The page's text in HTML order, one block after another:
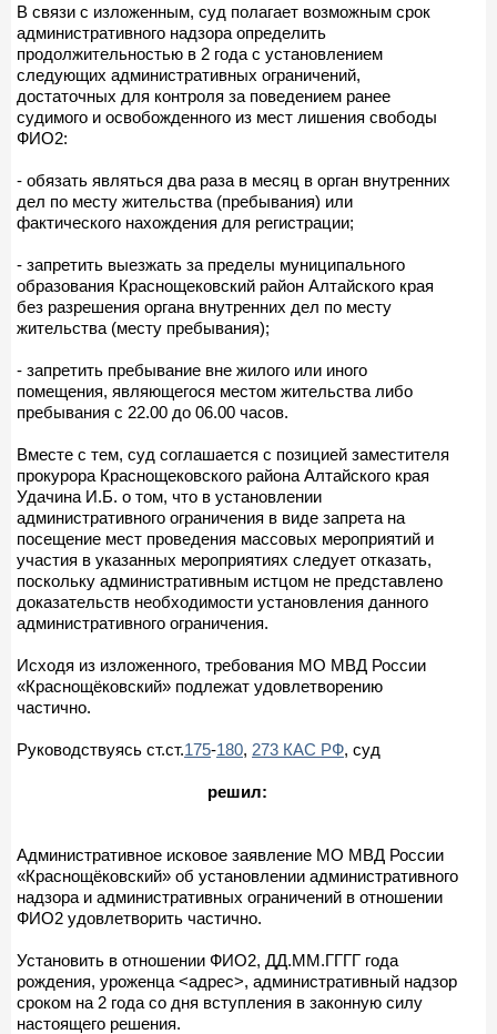
В связи с изложенным, суд полагает возможным срок
административного надзора определить
продолжительностью в 2 года с установлением
следующих административных ограничений,
достаточных для контроля за поведением ранее
судимого и освобожденного из мест лишения свободы
ФИО2:
- обязать являться два раза в месяц в орган внутренних
дел по месту жительства (пребывания) или
фактического нахождения для регистрации;
- запретить выезжать за пределы муниципального
образования Краснощековский район Алтайского края
без разрешения органа внутренних дел по месту
жительства (месту пребывания);
- запретить пребывание вне жилого или иного
помещения, являющегося местом жительства либо
пребывания с 22.00 до 06.00 часов.
Вместе с тем, суд соглашается с позицией заместителя
прокурора Краснощековского района Алтайского края
Удачина И.Б. о том, что в установлении
административного ограничения в виде запрета на
посещение мест проведения массовых мероприятий и
участия в указанных мероприятиях следует отказать,
поскольку административным истцом не представлено
доказательств необходимости установления данного
административного ограничения.
Исходя из изложенного, требования МО МВД России
«Краснощёковский» подлежат удовлетворению
частично.
Руководствуясь ст.ст.175-180, 273 КАС РФ, суд
решил:
Административное исковое заявление МО МВД России
«Краснощёковский» об установлении административного
надзора и административных ограничений в отношении
ФИО2 удовлетворить частично.
Установить в отношении ФИО2, ДД.ММ.ГГГГ года
рождения, уроженца <адрес>, административный надзор
сроком на 2 года со дня вступления в законную силу
настоящего решения.